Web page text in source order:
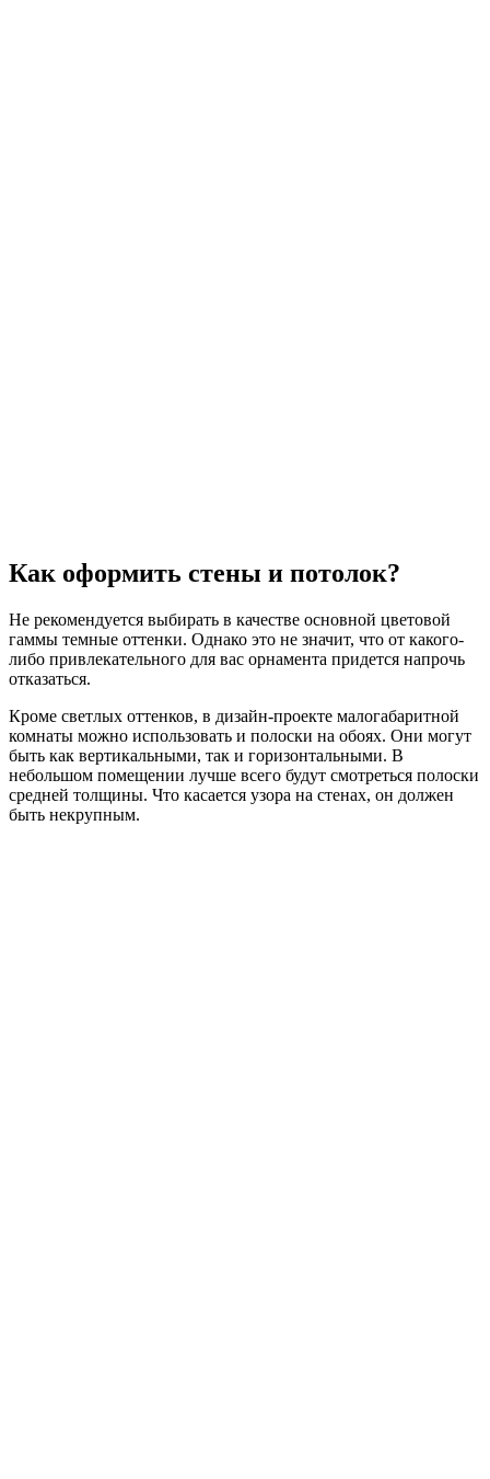
Как оформить стены и потолок?
Не рекомендуется выбирать в качестве основной цветовой
гаммы темные оттенки. Однако это не значит, что от какого-
либо привлекательного для вас орнамента придется напрочь
отказаться.
Кроме светлых оттенков, в дизайн-проекте малогабаритной
комнаты можно использовать и полоски на обоях. Они могут
быть как вертикальными, так и горизонтальными. В
небольшом помещении лучше всего будут смотреться полоски
средней толщины. Что касается узора на стенах, он должен
быть некрупным.